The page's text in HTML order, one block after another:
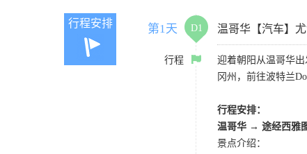
行程安排 第1天 D1 温哥华【汽车】
行程
迎着朝阳从温哥华
冈州，前往波特兰
行程安排：
温哥华 → 途经西雅
景点介绍：